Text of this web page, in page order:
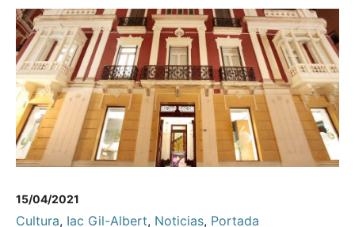
15/04/2021
Cultura, Iac Gil-Albert, Noticias, Portada